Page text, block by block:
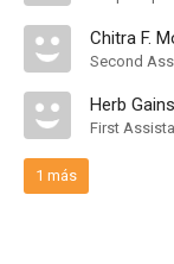
Chitra F.
Herb Gains
1 más